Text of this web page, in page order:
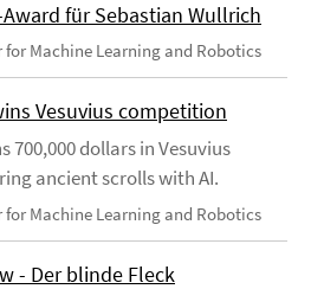
für Sebastian Wullrich
for Machine Learning and Robotics
Vesuvius competition
700,000 dollars in Vesuvius
ancient scrolls with AI.
for Machine Learning and Robotics
- Der blinde Fleck